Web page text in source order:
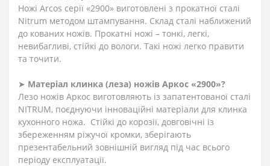
Ножі Arcos серії «2900» виготовлені з прокатної сталі
Nitrum методом штампування. Склад сталі наближений
до кованих ножів. Прокатні ножі – тонкі, легкі,
невибагливі, стійкі до вологи. Такі ножі легко правити
та точити.
➤ Матеріал клинка (леза) ножів Аркос «2900»?
Лезо ножів Аркос виготовляють із запатентованої сталі
NITRUM, поєднуючи інноваційні матеріали для клинка
кухонного ножа. Стійкі до корозії, довговічні із
збереженням ріжучої кромки, зберігають
презентабельний зовнішній вигляд під час всього
періоду експлуатації.